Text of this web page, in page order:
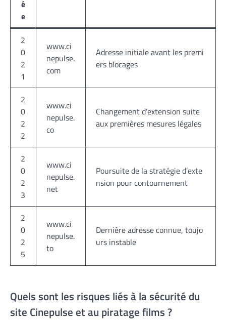
é
e
2
0
2
1
www.ci
nepulse.
com
Adresse initiale avant les premi
ers blocages
2
0
2
2
www.ci
nepulse.
co
Changement d’extension suite
aux premières mesures légales
2
0
2
3
www.ci
nepulse.
net
Poursuite de la stratégie d’exte
nsion pour contournement
2
0
2
5
www.ci
nepulse.
to
Dernière adresse connue, toujo
urs instable
Quels sont les risques liés à la sécurité du
site Cinepulse et au piratage films ?